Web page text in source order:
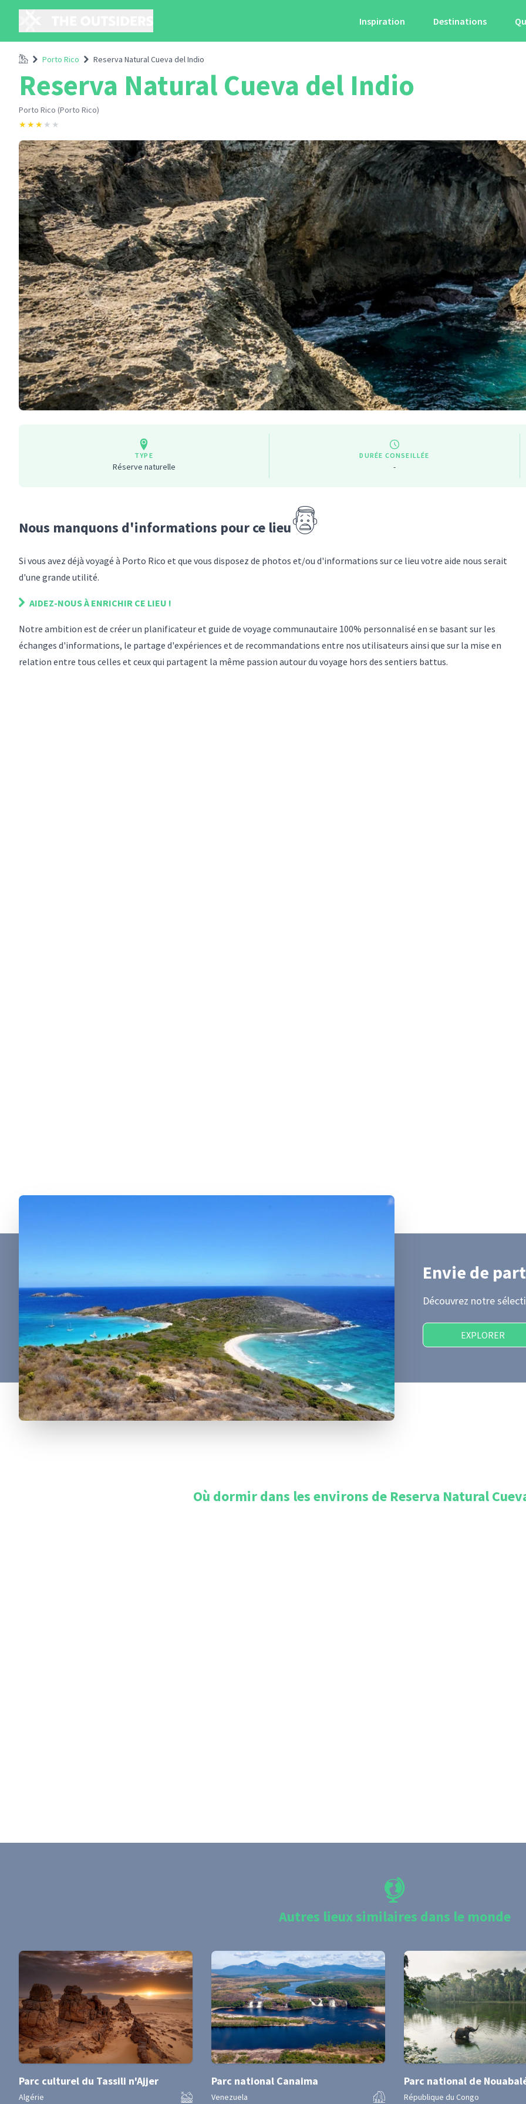
Inspiration Destinations
AccueilPorto Rico Reserva Natural Cueva del Indio
Reserva Natural Cueva del Indio
Porto Rico (Porto Rico)
★★★ ★ ★
TYPE
Réserve naturelle
DURÉE CONSEILLÉE
-
Nous manquons d'informations pource lieu
Si vous avez déjà voyagé à Porto Rico et que vous disposez de photos et/ou d'informations surce lieu votre aide nous serait
d'une grande utilité.
AIDEZ-NOUS À ENRICHIR CE LIEU !
Notre ambition est de créer un planificateur et guide de voyage communautaire 100% personnalisé en se basant sur les
échanges d'informations, le partage d'expériences et de recommandations entre nos utilisateurs ainsi que sur la mise en
relation entre tous celles et ceux qui partagent la même passion autour du voyage hors des sentiers battus.
Envie de
Découvrez notre
EXPLORER
Où dormir dans les environs de Reserva Natural
Autres lieux similaires dans le monde
Parc culturel du Tassili n'Ajjer
Algérie
Parc national Canaima
Venezuela
Parc national de
République du Congo